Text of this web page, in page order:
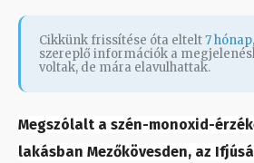
Cikkünk frissítése óta eltelt7 hónap
szereplő információk a
voltak, de mára elavulhattak.
Megszólalt a szén-monoxid-
lakásban Mezőkövesden, az